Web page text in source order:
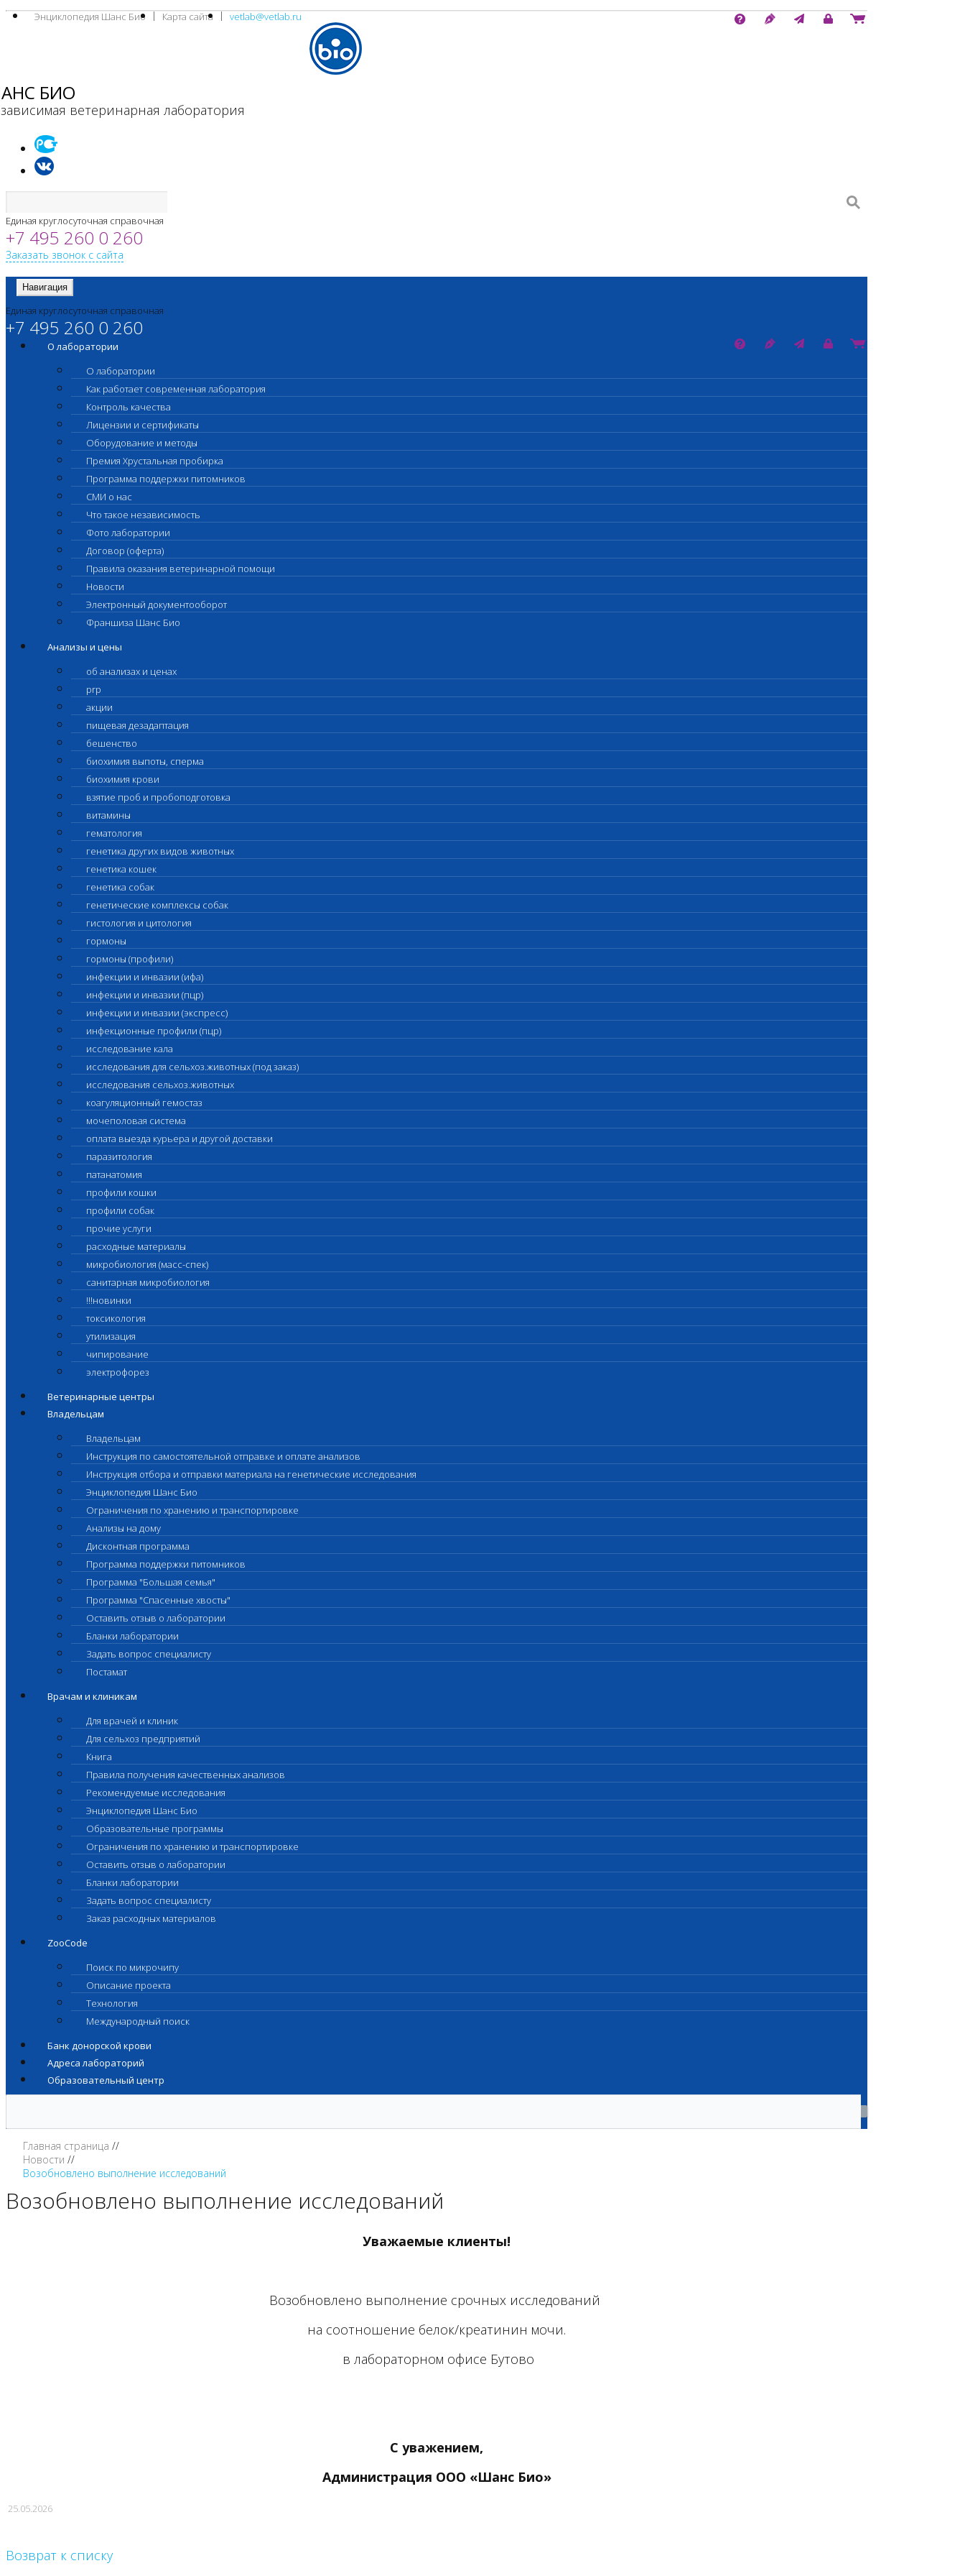
Энциклопедия Шанс Био Карта сайта vetlab@vetlab.ru
БИО
ветеринарная лаборатория
Единая круглосуточная справочная
+7 495 260 0 260
Заказать звонок с сайта
Навигация
Единая круглосуточная справочная
+7 495 260 0 260
О лаборатории
О лаборатории
Как работает современная лаборатория
Контроль качества
Лицензии и сертификаты
Оборудование и методы
Премия Хрустальная пробирка
Программа поддержки питомников
СМИ о нас
Что такое независимость
Фото лаборатории
Договор (оферта)
Правила оказания ветеринарной помощи
Новости
Электронный документооборот
Франшиза Шанс Био
Анализы и цены
об анализах и ценах
prp
акции
пищевая дезадаптация
бешенство
биохимия выпоты, сперма
биохимия крови
взятие проб и пробоподготовка
витамины
гематология
генетика других видов животных
генетика кошек
генетика собак
генетические комплексы собак
гистология и цитология
гормоны
гормоны (профили)
инфекции и инвазии (ифа)
инфекции и инвазии (пцр)
инфекции и инвазии (экспресс)
инфекционные профили (пцр)
исследование кала
исследования для сельхоз.животных (под заказ)
исследования сельхоз.животных
коагуляционный гемостаз
мочеполовая система
оплата выезда курьера и другой доставки
паразитология
патанатомия
профили кошки
профили собак
прочие услуги
расходные материалы
микробиология (масс-спек)
санитарная микробиология
!!!новинки
токсикология
утилизация
чипирование
электрофорез
Ветеринарные центры
Владельцам
Владельцам
Инструкция по самостоятельной отправке и оплате анализов
Инструкция отбора и отправки материала на генетические исследования
Энциклопедия Шанс Био
Ограничения по хранению и транспортировке
Анализы на дому
Дисконтная программа
Программа поддержки питомников
Программа "Большая семья"
Программа "Спасенные хвосты"
Оставить отзыв о лаборатории
Бланки лаборатории
Задать вопрос специалисту
Постамат
Врачам и клиникам
Для врачей и клиник
Для сельхоз предприятий
Книга
Правила получения качественных анализов
Рекомендуемые исследования
Энциклопедия Шанс Био
Образовательные программы
Ограничения по хранению и транспортировке
Оставить отзыв о лаборатории
Бланки лаборатории
Задать вопрос специалисту
Заказ расходных материалов
ZooCode
Поиск по микрочипу
Описание проекта
Технология
Международный поиск
Банк донорской крови
Адреса лабораторий
Образовательный центр
Главная страница
Новости
Возобновлено выполнение исследований
Возобновлено выполнение исследований
Уважаемые клиенты!
Возобновлено выполнение срочных исследований
на соотношение белок/креатинин мочи.
в лабораторном офисе Бутово
С уважением,
Администрация ООО «Шанс Био»
25.05.2026
Возврат к списку